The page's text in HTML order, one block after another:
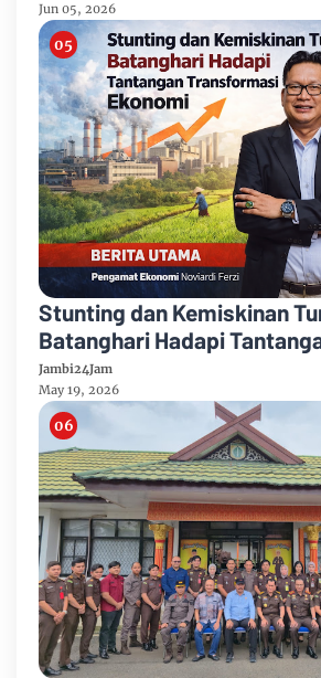
Jun 05, 2026
Stunting dan Kemiskinan
Batanghari Hadapi
Transformasi Ekonomi
Jambi24Jam
May 19, 2026